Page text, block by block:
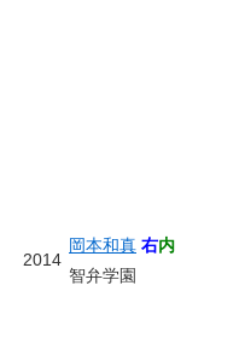
2014
岡本和真 右内
智弁学園